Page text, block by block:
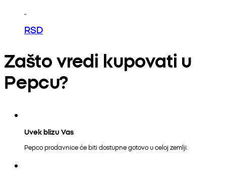
RSD
Zašto vredi kupovati u
Pepcu?
Uvek blizu Vas
Pepco prodavnice će biti dostupne gotovo u celoj zemlji.